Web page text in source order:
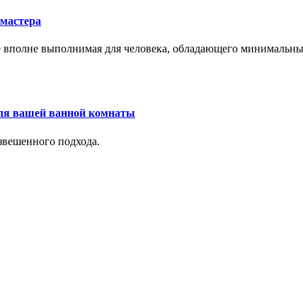
вполне выполнимая для человека, обладающего
вашей ванной комнаты
подхода.